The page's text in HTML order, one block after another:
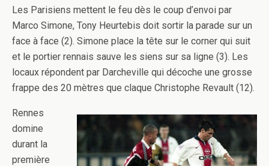
Les Parisiens mettent le feu dès le coup d’envoi par
Marco Simone, Tony Heurtebis doit sortir la parade sur un
face à face (2). Simone place la tête sur le corner qui suit
et le portier rennais sauve les siens sur sa ligne (3). Les
locaux répondent par Darcheville qui décoche une grosse
frappe des 20 mètres que claque Christophe Revault (12).
Rennes
domine
durant la
première